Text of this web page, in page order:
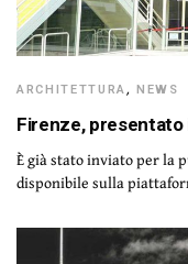
ARCHITETTURA ,NEWS
Firenze, presentato
È già stato inviato per la
disponibile sulla